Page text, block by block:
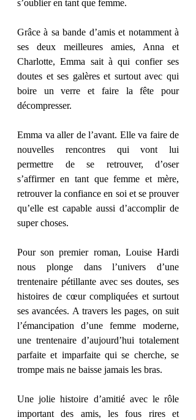
s’oublier en tant que femme.
Grâce à sa bande d’amis et notamment à
ses deux meilleures amies, Anna et
Charlotte, Emma sait à qui confier ses
doutes et ses galères et surtout avec qui
boire un verre et faire la fête pour
décompresser.
Emma va aller de l’avant. Elle va faire de
nouvelles rencontres qui vont lui
permettre de se retrouver, d’oser
s’affirmer en tant que femme et mère,
retrouver la confiance en soi et se prouver
qu’elle est capable aussi d’accomplir de
super choses.
Pour son premier roman, Louise Hardi
nous plonge dans l’univers d’une
trentenaire pétillante avec ses doutes, ses
histoires de cœur compliquées et surtout
ses avancées. A travers les pages, on suit
l’émancipation d’une femme moderne,
une trentenaire d’aujourd’hui totalement
parfaite et imparfaite qui se cherche, se
trompe mais ne baisse jamais les bras.
Une jolie histoire d’amitié avec le rôle
important des amis, les fous rires et